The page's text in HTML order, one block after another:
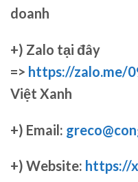
doanh
+) Zalo tại đây
=> https://zalo.me/
Việt Xanh
+) Email:
+) Website: https://